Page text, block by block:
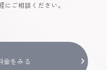
ご相談ください。
金をみる